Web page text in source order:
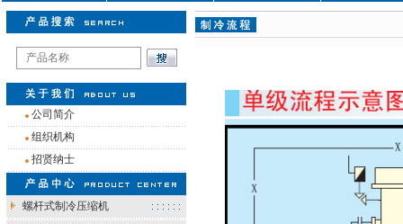
公司简介
组织机构
招贤纳士
螺杆式制冷压缩机